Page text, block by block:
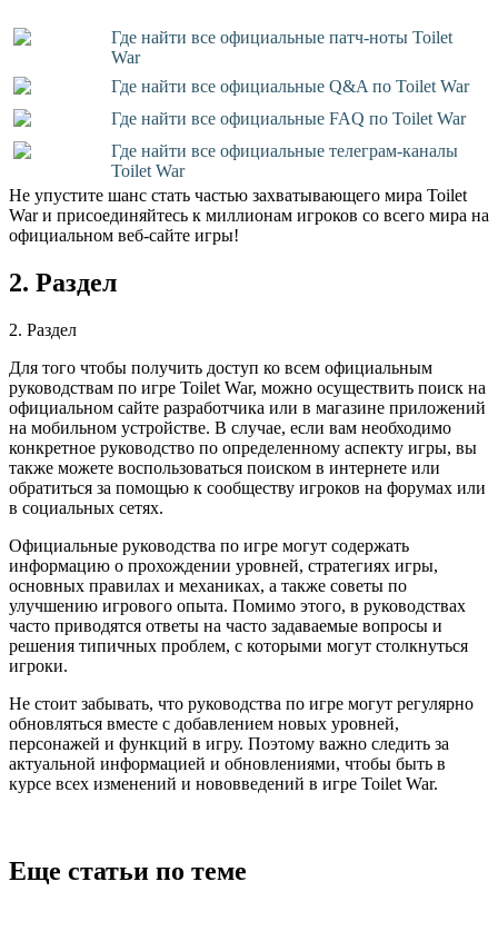
Где найти все официальные патч-ноты Toilet
War
Где найти все официальные Q&A по Toilet War
Где найти все официальные FAQ по Toilet War
Где найти все официальные телеграм-каналы
Toilet War
Не упустите шанс стать частью захватывающего мира Toilet
War и присоединяйтесь к миллионам игроков со всего мира на
официальном веб-сайте игры!
2. Раздел
2. Раздел
Для того чтобы получить доступ ко всем официальным
руководствам по игре Toilet War, можно осуществить поиск на
официальном сайте разработчика или в магазине приложений
на мобильном устройстве. В случае, если вам необходимо
конкретное руководство по определенному аспекту игры, вы
также можете воспользоваться поиском в интернете или
обратиться за помощью к сообществу игроков на форумах или
в социальных сетях.
Официальные руководства по игре могут содержать
информацию о прохождении уровней, стратегиях игры,
основных правилах и механиках, а также советы по
улучшению игрового опыта. Помимо этого, в руководствах
часто приводятся ответы на часто задаваемые вопросы и
решения типичных проблем, с которыми могут столкнуться
игроки.
Не стоит забывать, что руководства по игре могут регулярно
обновляться вместе с добавлением новых уровней,
персонажей и функций в игру. Поэтому важно следить за
актуальной информацией и обновлениями, чтобы быть в
курсе всех изменений и нововведений в игре Toilet War.
Еще статьи по теме